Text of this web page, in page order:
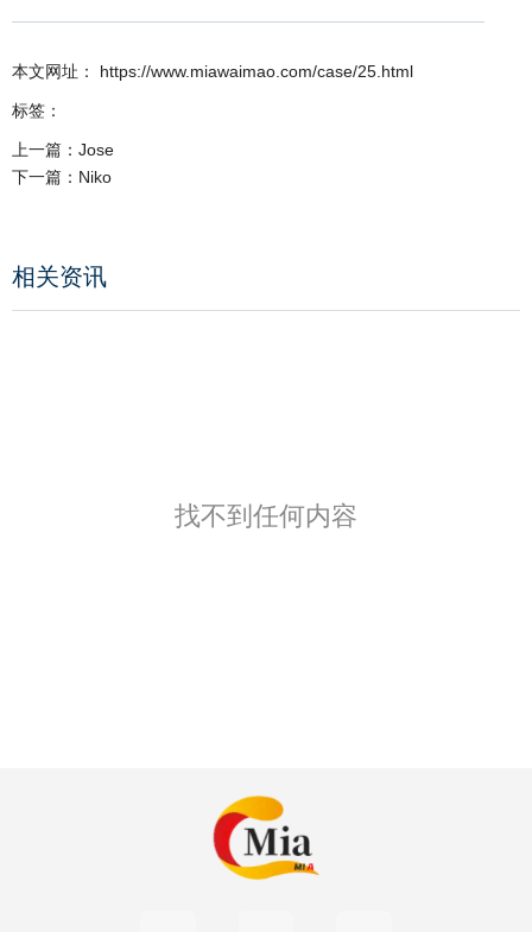
本文网址： https://www.miawaimao.com/case/25.html
标签：
上一篇： Jose
下一篇： Niko
相关资讯
找不到任何内容